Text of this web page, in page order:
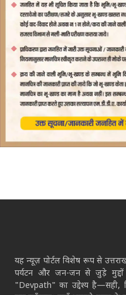
यह न्यूज़ पोर्टल विशेष रूप से
पर्यटन और जन-जन से जुड़े
"Devpath" का उद्देश्य है—सही,